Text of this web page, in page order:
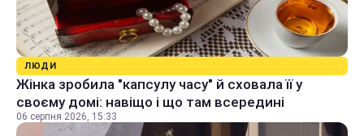
ЛЮДИ
Жінка зробила "капсулу часу" й сховала її у
своєму домі: навіщо і що там всередині
06 серпня 2026, 15:33